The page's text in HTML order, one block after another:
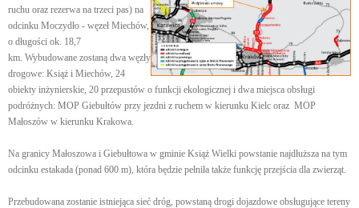
ruchu oraz rezerwa na trzeci pas) na
odcinku Moczydło - węzeł Miechów,
o długości ok. 18,7
km. Wybudowane zostaną dwa węzły
drogowe: Książ i Miechów, 24
obiekty inżynierskie, 20 przepustów o funkcji ekologicznej i dwa miejsca obsługi
podróżnych: MOP Giebułtów przy jezdni z ruchem w kierunku Kielc oraz MOP
Małoszów w kierunku Krakowa.
Na granicy Małoszowa i Giebułtowa w gminie Książ Wielki powstanie najdłuższa na tym
odcinku estakada (ponad 600 m), która będzie pełniła także funkcję przejścia dla zwierząt.
Przebudowana zostanie istniejąca sieć dróg, powstaną drogi dojazdowe obsługujące tereny